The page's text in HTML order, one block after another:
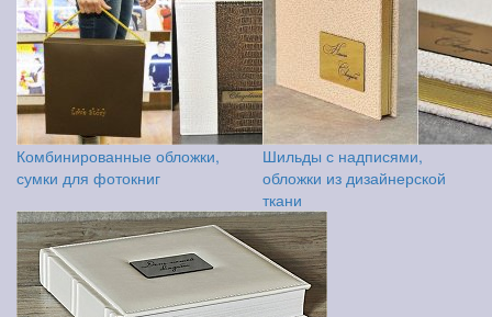
Комбинированные обложки,
сумки для фотокниг
Шильды с надписями,
обложки из дизайнерской
ткани